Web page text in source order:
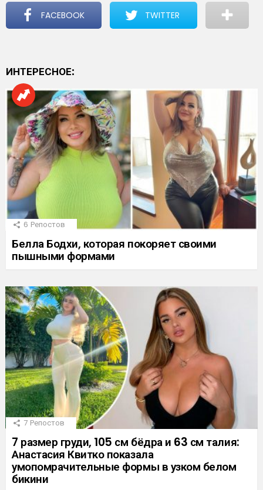
FACEBOOK TWITTER
ИНТЕРЕСНОЕ:
6 Репостов
Белла Бодхи, которая покоряет своими
пышными формами
7 Репостов
7 размер груди, 105 см бёдра и 63 см талия:
Анастасия Квитко показала
умопомрачительные формы в узком белом
бикини